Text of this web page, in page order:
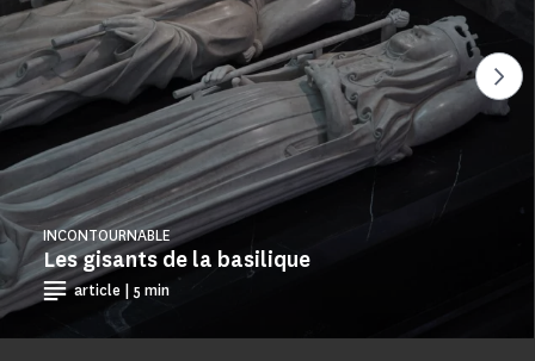
Les gisants de la basilique
INCONTOURNABLE
article | 5 min